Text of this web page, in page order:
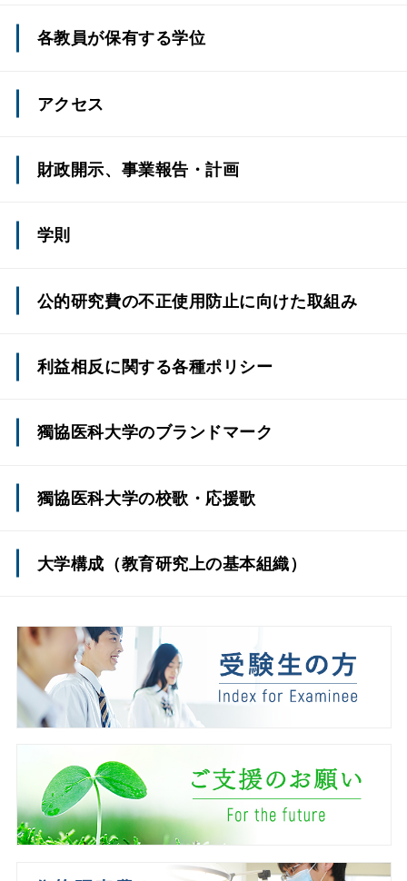
職階別専任教員数
収容定員及び収容定員充足率
在学者数及び社会人学生数
後の状況（就職先の情報を含む）
教員一人当たり学生数
留学生数及び海外派遣学生数
各教員が保有する学位
アクセス
財政開示、事業報告・計画
学則
公的研究費の不正使用防止に向けた取組み
利益相反に関する各種ポリシー
獨協医科大学のブランドマーク
獨協医科大学の校歌・応援歌
大学構成（教育研究上の基本組織）